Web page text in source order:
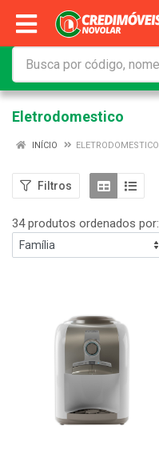
Eletrodomestico
INÍCIO ELETRODOMESTICO
Filtros
34 produtos ordenados por: